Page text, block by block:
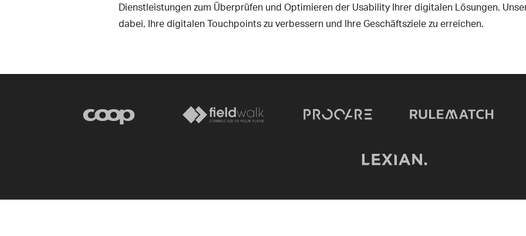
Dienstleistungen zum Überprüfen und Optimieren der Usability Ihrer digitalen Lösungen.
dabei, Ihre digitalen Touchpoints zu verbessern und Ihre Geschäftsziele zu erreichen.